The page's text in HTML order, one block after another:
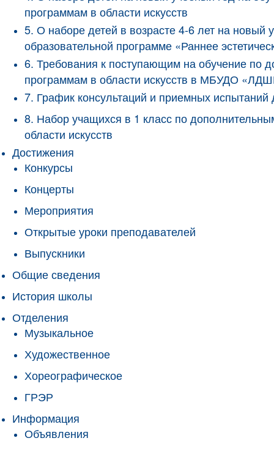
программам в области искусств
5. О наборе детей в возрасте 4-6 лет на
образовательной программе «Раннее
6. Требования к поступающим на обучение по
программам в области искусств в МБУДО
7. График консультаций и приемных
8. Набор учащихся в 1 класс по
области искусств
Достижения
Конкурсы
Концерты
Мероприятия
Открытые уроки преподавателей
Выпускники
Общие сведения
История школы
Отделения
Музыкальное
Художественное
Хореографическое
ГРЭР
Информация
Объявления